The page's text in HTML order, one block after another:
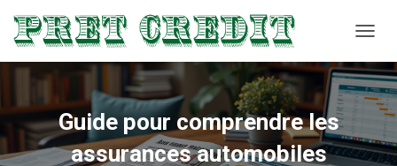
É
P
L
R
L
Guide pour comprendre les
assurances automobiles